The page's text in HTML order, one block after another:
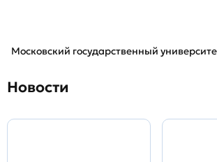
Московский государственный
Новости